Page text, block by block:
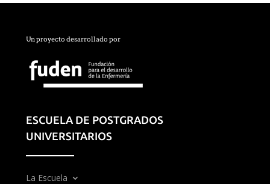
Un proyecto desarrollado por
ESCUELA DE POSTGRADOS
UNIVERSITARIOS
La Escuela